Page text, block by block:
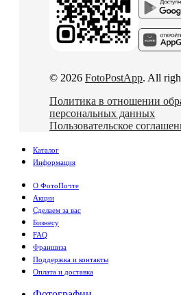
© 2026 FotoPostApp. All
Политика в отношении
персональных данных
Пользовательское
Каталог
Информация
О ФотоПочте
Акции
Сделаем за вас
Бизнесу
FAQ
Франшиза
Поддержка и контакты
Оплата и доставка